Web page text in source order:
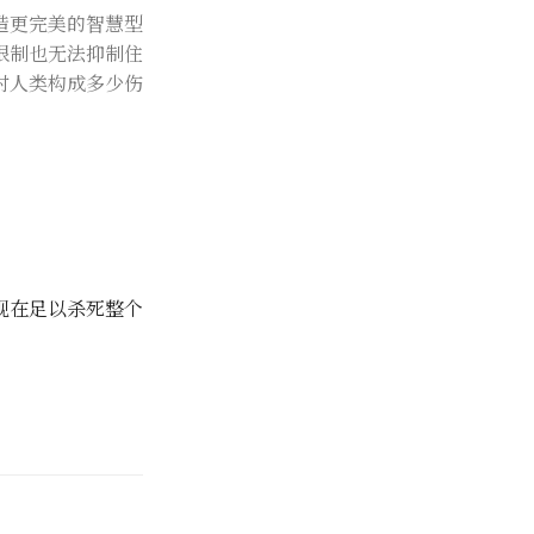
更完美的智慧型
制也无法抑制住
人类构成多少伤
在足以杀死整个